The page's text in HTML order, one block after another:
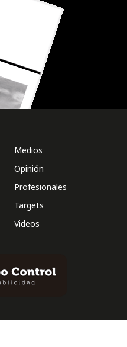
Medios
Opinión
Profesionales
Targets
Videos